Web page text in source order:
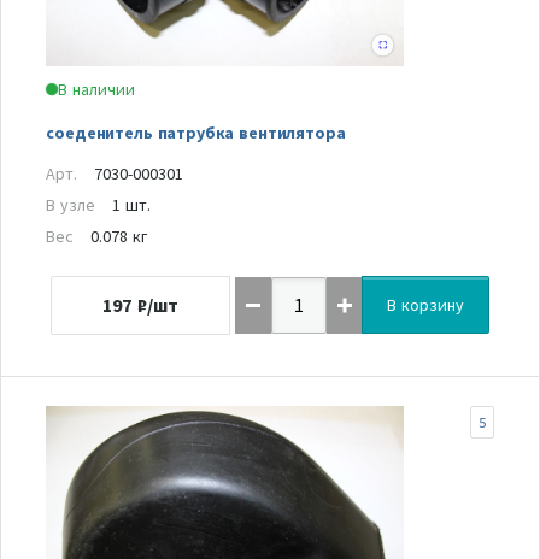
В наличии
соеденитель патрубка вентилятора
Арт.
7030-000301
В узле
1 шт.
Вес
0.078 кг
197 ₽/шт В корзину
5